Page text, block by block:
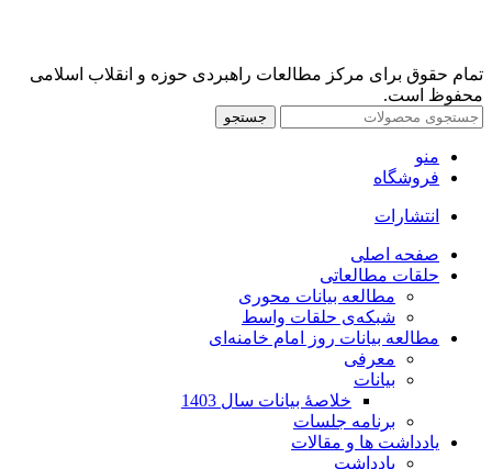
تمام حقوق برای مرکز مطالعات راهبردی حوزه و انقلاب اسلامی
محفوظ است.
جستجو
منو
فروشگاه
انتشارات
صفحه اصلی
حلقات مطالعاتی
مطالعه بیانات محوری
شبکه‌ی حلقات واسط
مطالعه بیانات روز امام خامنه‌ای
معرفی
بیانات
خلاصۀ بیانات سال 1403
برنامه جلسات
یادداشت ها و مقالات
یادداشت